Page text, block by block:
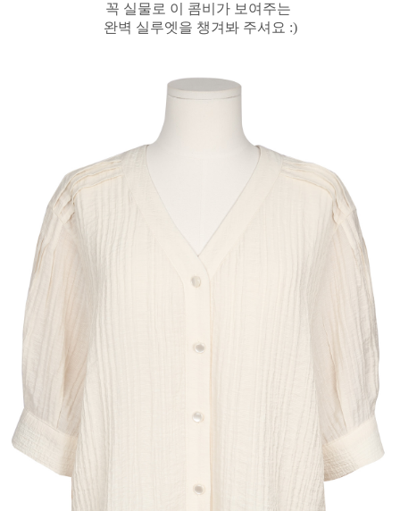
꼭 실물로 이 콤비가 보여주는
완벽 실루엣을 챙겨봐 주셔요 :)